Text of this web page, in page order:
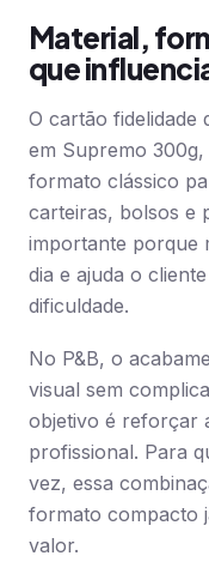
Material,
que
O cartão fidelidade
em Supremo
formato clássico
carteiras, bolsos e
importante porque
dia e ajuda o
dificuldade.
No P&B, o
visual sem
objetivo é reforçar
profissional. Para
vez, essa
formato compacto
valor.